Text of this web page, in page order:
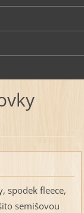
spodek fleece,
semišovou